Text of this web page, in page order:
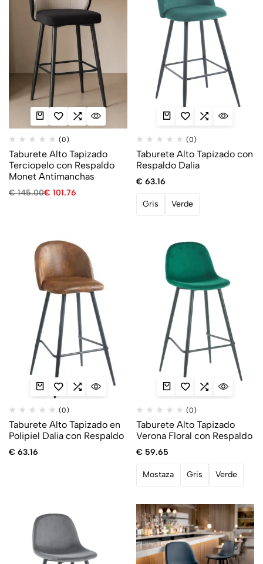
(0)
Taburete Alto Tapizado
Terciopelo con Respaldo
Monet Antimanchas
€145.00€ 101.76
(0)
Taburete Alto Tapizado con
Respaldo Dalia
€ 63.16
Gris Verde
(0)
Taburete Alto Tapizado en
Polipiel Dalia con Respaldo
€ 63.16
(0)
Taburete Alto Tapizado
Verona Floral con Respaldo
€ 59.65
Mostaza Gris Verde